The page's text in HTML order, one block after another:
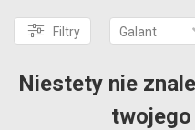
Filtry Galant
Niestety nie